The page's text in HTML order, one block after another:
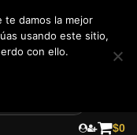
$0
te damos la mejor
usando este sitio,
con ello.